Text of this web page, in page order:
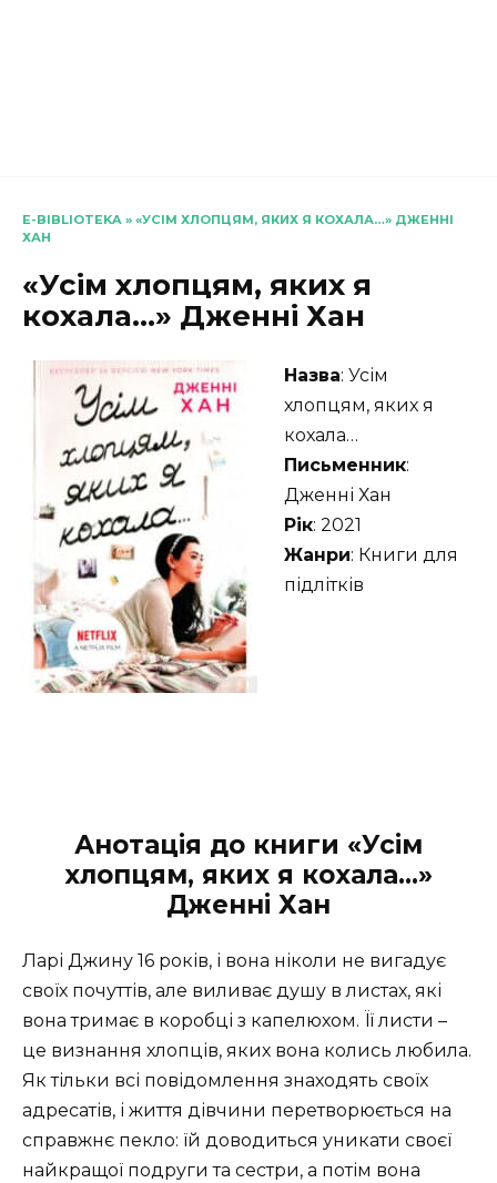
E-BIBLIOTEKA » «УСІМ ХЛОПЦЯМ, ЯКИХ Я КОХАЛА…» ДЖЕННІ
ХАН
«Усім хлопцям, яких я
кохала…» Дженні Хан
Назва: Усім
хлопцям, яких я
кохала…
Письменник:
Дженні Хан
Рік: 2021
Жанри: Книги для
підлітків
Анотація до книги «Усім
хлопцям, яких я кохала…»
Дженні Хан
Ларі Джину 16 років, і вона ніколи не вигадує
своїх почуттів, але виливає душу в листах, які
вона тримає в коробці з капелюхом. Її листи –
це визнання хлопців, яких вона колись любила.
Як тільки всі повідомлення знаходять своїх
адресатів, і життя дівчини перетворюється на
справжнє пекло: їй доводиться уникати своєї
найкращої подруги та сестри, а потім вона